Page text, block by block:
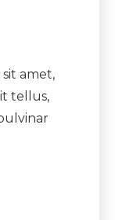
amet,
tellus,